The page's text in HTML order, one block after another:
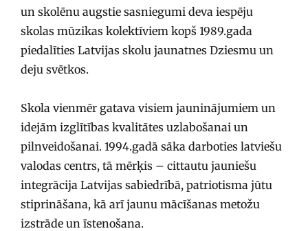
un skolēnu augstie sasniegumi deva iespēju
skolas mūzikas kolektīviem kopš 1989.gada
piedalīties Latvijas skolu jaunatnes Dziesmu un
deju svētkos.
Skola vienmēr gatava visiem jauninājumiem un
idejām izglītības kvalitātes uzlabošanai un
pilnveidošanai. 1994.gadā sāka darboties latviešu
valodas centrs, tā mērķis – cittautu jauniešu
integrācija Latvijas sabiedrībā, patriotisma jūtu
stiprināšana, kā arī jaunu mācīšanas metožu
izstrāde un īstenošana.